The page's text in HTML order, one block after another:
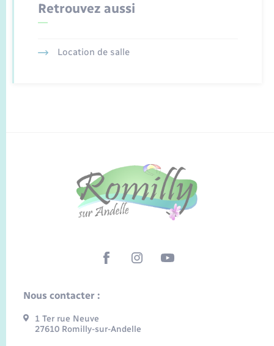
Retrouvez aussi
Location de salle
Nous contacter :
1 Ter rue Neuve
27610 Romilly-sur-Andelle